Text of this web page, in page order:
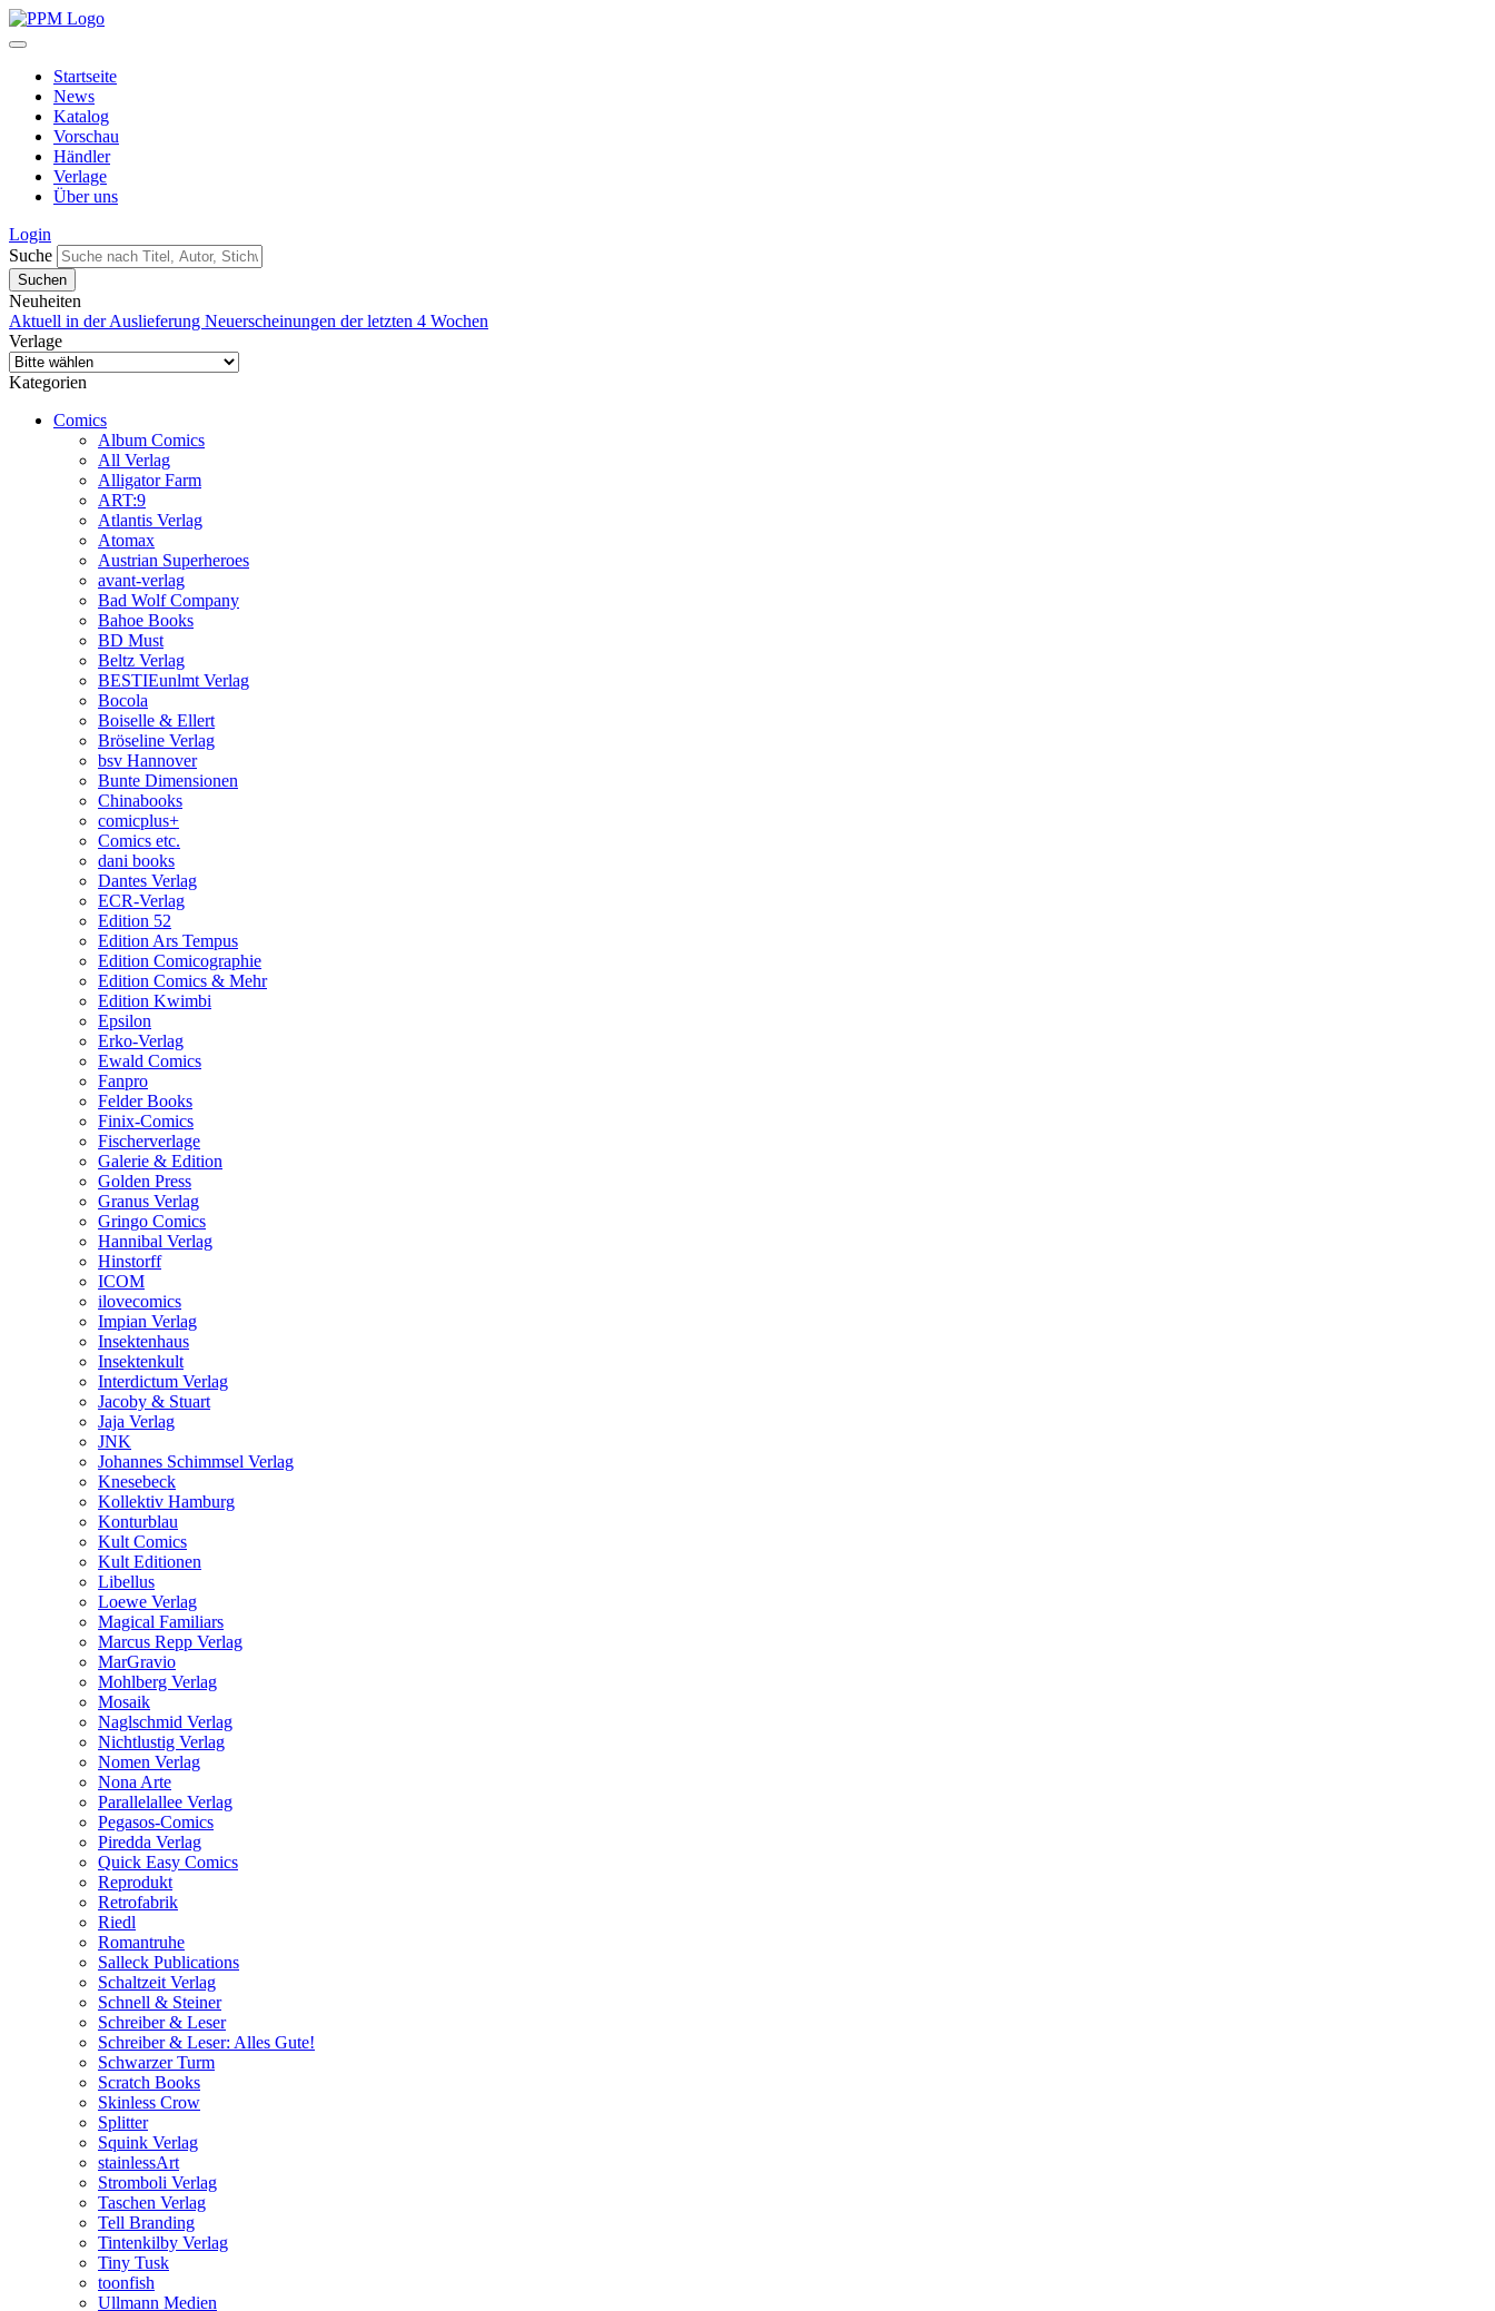
Startseite
News
Katalog
Vorschau
Händler
Verlage
Über uns
Login
Suche
Neuheiten
Aktuell in der Auslieferung Neuerscheinungen der letzten 4 Wochen
Verlage
Kategorien
Comics
Album Comics
All Verlag
Alligator Farm
ART:9
Atlantis Verlag
Atomax
Austrian Superheroes
avant-verlag
Bad Wolf Company
Bahoe Books
BD Must
Beltz Verlag
BESTIEunlmt Verlag
Bocola
Boiselle & Ellert
Bröseline Verlag
bsv Hannover
Bunte Dimensionen
Chinabooks
comicplus+
Comics etc.
dani books
Dantes Verlag
ECR-Verlag
Edition 52
Edition Ars Tempus
Edition Comicographie
Edition Comics & Mehr
Edition Kwimbi
Epsilon
Erko-Verlag
Ewald Comics
Fanpro
Felder Books
Finix-Comics
Fischerverlage
Galerie & Edition
Golden Press
Granus Verlag
Gringo Comics
Hannibal Verlag
Hinstorff
ICOM
ilovecomics
Impian Verlag
Insektenhaus
Insektenkult
Interdictum Verlag
Jacoby & Stuart
Jaja Verlag
JNK
Johannes Schimmsel Verlag
Knesebeck
Kollektiv Hamburg
Konturblau
Kult Comics
Kult Editionen
Libellus
Loewe Verlag
Magical Familiars
Marcus Repp Verlag
MarGravio
Mohlberg Verlag
Mosaik
Naglschmid Verlag
Nichtlustig Verlag
Nomen Verlag
Nona Arte
Parallelallee Verlag
Pegasos-Comics
Piredda Verlag
Quick Easy Comics
Reprodukt
Retrofabrik
Riedl
Romantruhe
Salleck Publications
Schaltzeit Verlag
Schnell & Steiner
Schreiber & Leser
Schreiber & Leser: Alles Gute!
Schwarzer Turm
Scratch Books
Skinless Crow
Splitter
Squink Verlag
stainlessArt
Stromboli Verlag
Taschen Verlag
Tell Branding
Tintenkilby Verlag
Tiny Tusk
toonfish
Ullmann Medien